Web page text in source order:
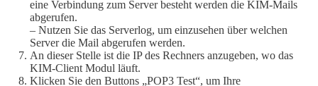
eine Verbindung zum Server besteht werden die KIM-Mails
abgerufen.
– Nutzen Sie das Serverlog, um einzusehen über welchen
Server die Mail abgerufen werden.
An dieser Stelle ist die IP des Rechners anzugeben, wo das
KIM-Client Modul läuft.
Klicken Sie den Buttons „POP3 Test“, um Ihre